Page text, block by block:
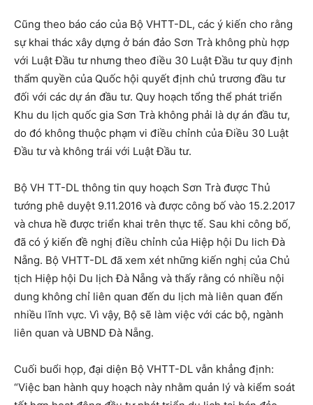
Cũng theo báo cáo của Bộ VHTT-DL, các ý kiến cho rằng
sự khai thác xây dựng ở bán đảo Sơn Trà không phù hợp
với Luật Đầu tư nhưng theo điều 30 Luật Đầu tư quy định
thẩm quyền của Quốc hội quyết định chủ trương đầu tư
đối với các dự án đầu tư. Quy hoạch tổng thể phát triển
Khu du lịch quốc gia Sơn Trà không phải là dự án đầu tư,
do đó không thuộc phạm vi điều chỉnh của Điều 30 Luật
Đầu tư và không trái với Luật Đầu tư.
Bộ VH TT-DL thông tin quy hoạch Sơn Trà được Thủ
tướng phê duyệt 9.11.2016 và được công bố vào 15.2.2017
và chưa hề được triển khai trên thực tế. Sau khi công bố,
đã có ý kiến đề nghị điều chỉnh của Hiệp hội Du lich Đà
Nẵng. Bộ VHTT-DL đã xem xét những kiến nghị của Chủ
tịch Hiệp hội Du lịch Đà Nẵng và thấy rằng có nhiều nội
dung không chỉ liên quan đến du lịch mà liên quan đến
nhiều lĩnh vực. Vì vậy, Bộ sẽ làm việc với các bộ, ngành
liên quan và UBND Đà Nẵng.
Cuối buổi họp, đại diện Bộ VHTT-DL vẫn khẳng định:
“Việc ban hành quy hoạch này nhằm quản lý và kiểm soát